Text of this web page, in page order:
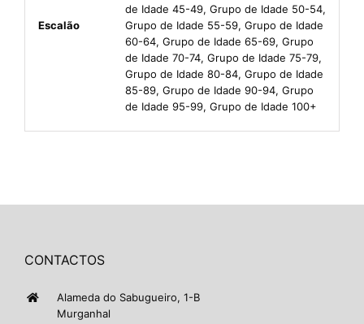
Escalão
de Idade 45-49, Grupo de Idade 50-54,
Grupo de Idade 55-59, Grupo de Idade
60-64, Grupo de Idade 65-69, Grupo
de Idade 70-74, Grupo de Idade 75-79,
Grupo de Idade 80-84, Grupo de Idade
85-89, Grupo de Idade 90-94, Grupo
de Idade 95-99, Grupo de Idade 100+
CONTACTOS
Alameda do Sabugueiro, 1-B
Murganhal